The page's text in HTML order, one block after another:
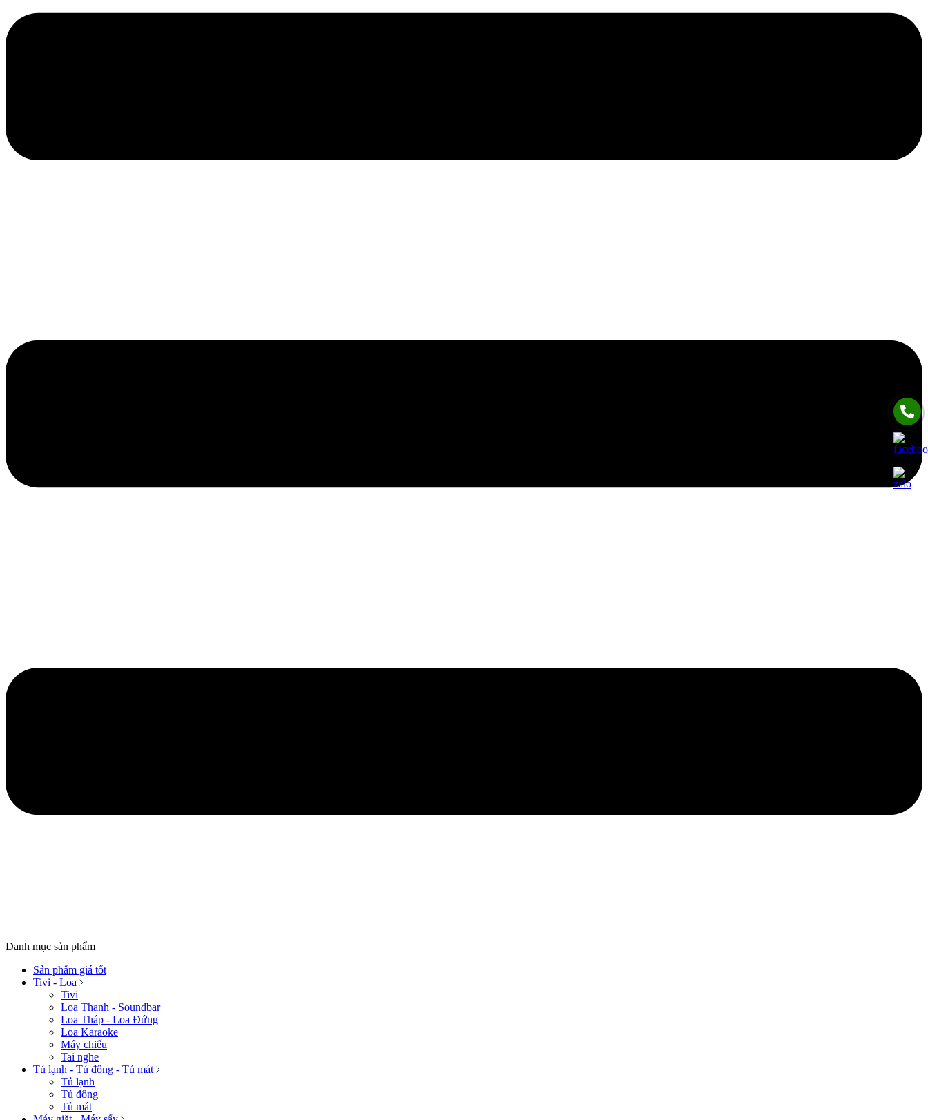
Danh mục sản phẩm
Sản phẩm giá tốt
Tivi - Loa
Tivi
Loa Thanh - Soundbar
Loa Tháp - Loa Đứng
Loa Karaoke
Máy chiếu
Tai nghe
Tủ lạnh - Tủ đông - Tủ mát
Tủ lạnh
Tủ đông
Tủ mát